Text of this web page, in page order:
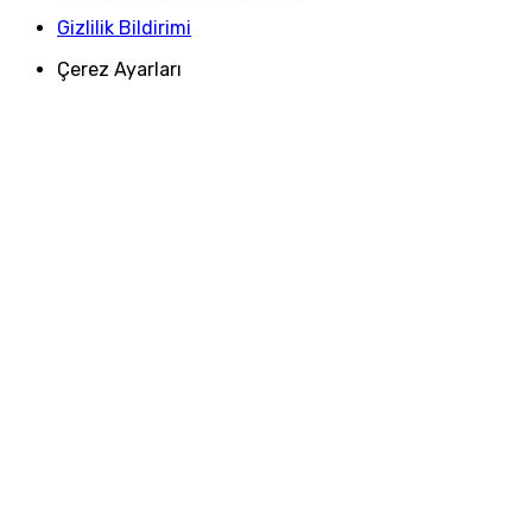
Gizlilik Bildirimi
Çerez Ayarları